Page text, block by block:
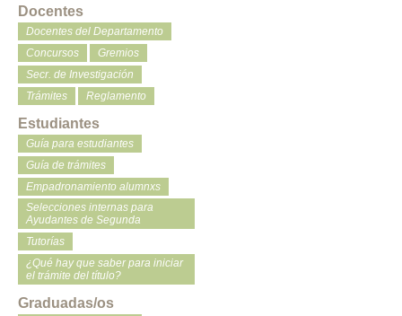
Docentes
Docentes del Departamento
Concursos
Gremios
Secr. de Investigación
Trámites
Reglamento
Estudiantes
Guía para estudiantes
Guía de trámites
Empadronamiento alumnxs
Selecciones internas para
Ayudantes de Segunda
Tutorías
¿Qué hay que saber para iniciar
el trámite del título?
Graduadas/os